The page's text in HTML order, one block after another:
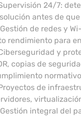
24/7:
antes de
de redes y
rendimiento para
y
copias de
de
integral del